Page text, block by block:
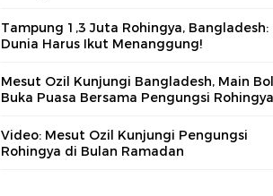
Tampung 1,3 Juta Rohingya, Bangladesh:
Dunia Harus Ikut Menanggung!
Mesut Ozil Kunjungi Bangladesh, Main
Buka Puasa Bersama Pengungsi Rohingya
Video: Mesut Ozil Kunjungi Pengungsi
Rohingya di Bulan Ramadan